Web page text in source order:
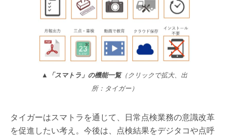
▲「スマトラ」の機能一覧（クリックで拡大、出
所：タイガー）
タイガーはスマトラを通じて、日常点検業務の意識改革
を促進したい考え。今後は、点検結果をデジタコや点呼